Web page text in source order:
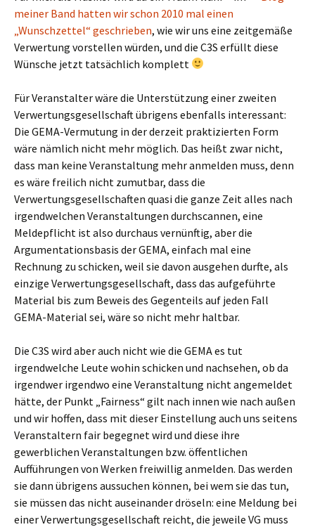
meiner Band hatten wir schon 2010 mal einen
„Wunschzettel“ geschrieben, wie wir uns eine zeitgemäße
Verwertung vorstellen würden, und die C3S erfüllt diese
Wünsche jetzt tatsächlich komplett
Für Veranstalter wäre die Unterstützung einer zweiten
Verwertungsgesellschaft übrigens ebenfalls interessant:
Die GEMA-Vermutung in der derzeit praktizierten Form
wäre nämlich nicht mehr möglich. Das heißt zwar nicht,
dass man keine Veranstaltung mehr anmelden muss, denn
es wäre freilich nicht zumutbar, dass die
Verwertungsgesellschaften quasi die ganze Zeit alles nach
irgendwelchen Veranstaltungen durchscannen, eine
Meldepflicht ist also durchaus vernünftig, aber die
Argumentationsbasis der GEMA, einfach mal eine
Rechnung zu schicken, weil sie davon ausgehen durfte, als
einzige Verwertungsgesellschaft, dass das aufgeführte
Material bis zum Beweis des Gegenteils auf jeden Fall
GEMA-Material sei, wäre so nicht mehr haltbar.
Die C3S wird aber auch nicht wie die GEMA es tut
irgendwelche Leute wohin schicken und nachsehen, ob da
irgendwer irgendwo eine Veranstaltung nicht angemeldet
hätte, der Punkt „Fairness“ gilt nach innen wie nach außen
und wir hoffen, dass mit dieser Einstellung auch uns seitens
Veranstaltern fair begegnet wird und diese ihre
gewerblichen Veranstaltungen bzw. öffentlichen
Aufführungen von Werken freiwillig anmelden. Das werden
sie dann übrigens aussuchen können, bei wem sie das tun,
sie müssen das nicht auseinander dröseln: eine Meldung bei
einer Verwertungsgesellschaft reicht, die jeweile VG muss